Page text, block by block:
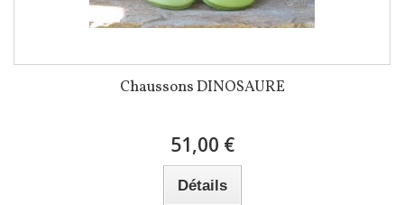
Chaussons DINOSAURE
51,00 €
Détails